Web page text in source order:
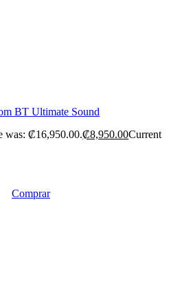
BT Ultimate Sound
was: ₡16,950.00.₡8,950.00Current
Comprar